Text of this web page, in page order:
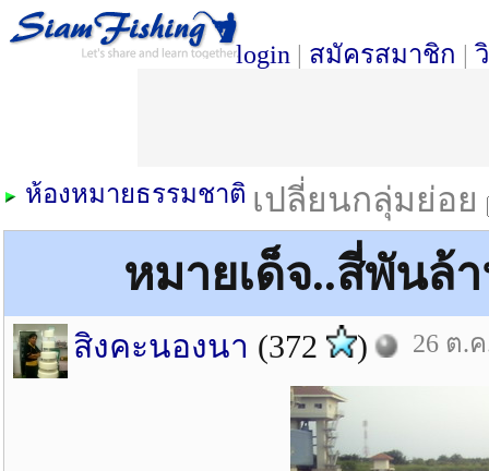
login | สมัครสมาชิก |
เปลี่ยนกลุ่มย่อย
ห้องหมายธรรมชาติ
หมายเด็จ..สี่พันล้
สิงคะนองนา (372 ) 26 ต.ค